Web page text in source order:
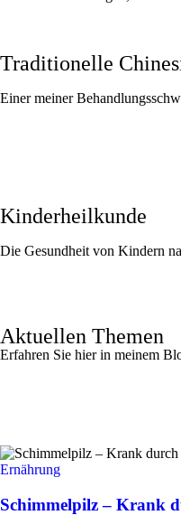
Traditionelle
Einer meiner
Kinderheilkunde
Die Gesundheit von Kindern
Aktuellen Themen
Erfahren Sie hier in meinem
Ernährung
Schimmelpilz – Krank